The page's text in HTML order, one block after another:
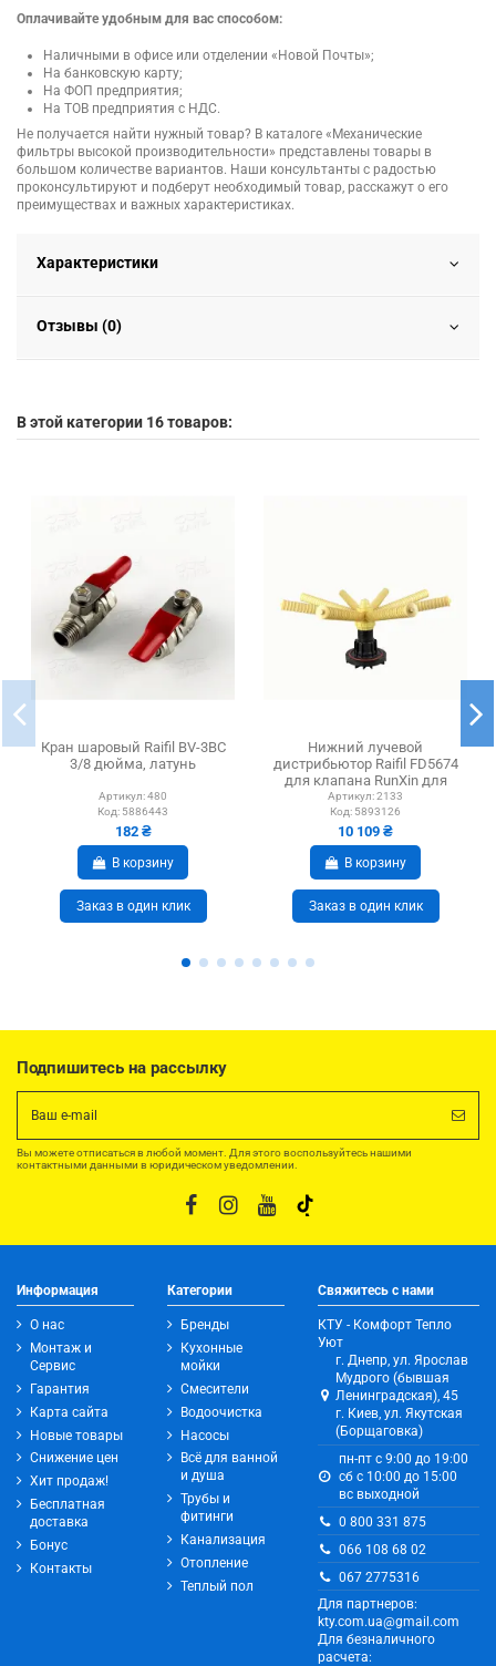
Оплачивайте удобным для вас способом:
Наличными в офисе или отделении «Новой Почты»;
На банковскую карту;
На ФОП предприятия;
На ТОВ предприятия с НДС.
Не получается найти нужный товар? В каталоге «Механические
фильтры высокой производительности» представлены товары в
большом количестве вариантов. Наши консультанты с радостью
проконсультируют и подберут необходимый товар, расскажут о его
преимуществах и важных характеристиках.
Характеристики
Отзывы (0)
В этой категории 16 товаров:
Кран шаровый Raifil BV-3BC
3/8 дюйма, латунь
Артикул:480
Код: 5886443
182 ₴
В корзину
Заказ в один клик
Нижний лучевой
дистрибьютор Raifil FD5674
для клапана RunXin для
колон 42
Артикул:2133
Код: 5893126
10 109 ₴
В корзину
Заказ в один клик
Подпишитесь на рассылку
Вы можете отписаться в любой момент. Для этого воспользуйтесь нашими
контактными данными в юридическом уведомлении.
Информация
О нас
Монтаж и
Сервис
Гарантия
Карта сайта
Новые товары
Снижение цен
Хит продаж!
Бесплатная
доставка
Бонус
Контакты
Категории
Бренды
Кухонные
мойки
Смесители
Водоочистка
Насосы
Всё для ванной
и душа
Трубы и
фитинги
Канализация
Отопление
Теплый пол
Свяжитесь с нами
КТУ - Комфорт Тепло
Уют
г. Днепр, ул. Ярослав
Мудрого (бывшая
Ленинградская), 45
г. Киев, ул. Якутская
(Борщаговка)
пн-пт с 9:00 до 19:00
сб с 10:00 до 15:00
вс выходной
0 800 331 875
066 108 68 02
067 2775316
Для партнеров:
kty.com.ua@gmail.com
Для безналичного
расчета: